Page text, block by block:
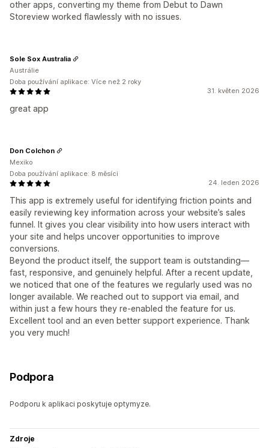
other apps, converting my theme from Debut to Dawn
Storeview worked flawlessly with no issues.
31. květen 2026
great app
Sole Sox Australia
Austrálie
Doba používání aplikace: Více než 2 roky
24. leden 2026
This app is extremely useful for identifying friction points and
easily reviewing key information across your website’s sales
funnel. It gives you clear visibility into how users interact with
your site and helps uncover opportunities to improve
conversions.
Beyond the product itself, the support team is outstanding—
fast, responsive, and genuinely helpful. After a recent update,
we noticed that one of the features we regularly used was no
longer available. We reached out to support via email, and
within just a few hours they re-enabled the feature for us.
Excellent tool and an even better support experience. Thank
you very much!
Don Colchon
Mexiko
Doba používání aplikace: 8 měsíci
Podpora
Podporu k aplikaci poskytuje optymyze.
Zdroje